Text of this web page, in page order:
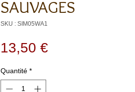
SAUVAGES
SKU : SIM05WA1
13,50 €
Quantité *